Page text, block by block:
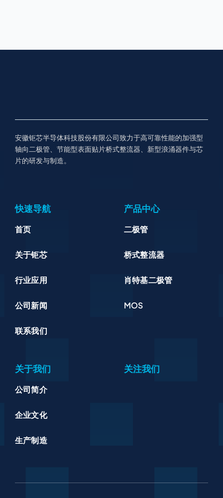
安徽钜芯半导体科技股份有限公司致力于高可靠性能的加强型
轴向二极管、节能型表面贴片桥式整流器、新型浪涌器件与芯
片的研发与制造。
快速导航
首页
关于钜芯
行业应用
公司新闻
联系我们
产品中心
二极管
桥式整流器
肖特基二极管
MOS
关于我们
公司简介
企业文化
生产制造
关注我们